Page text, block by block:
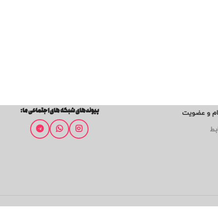
پیوندهای شبکه های اجتماعی ما:
و عضویت